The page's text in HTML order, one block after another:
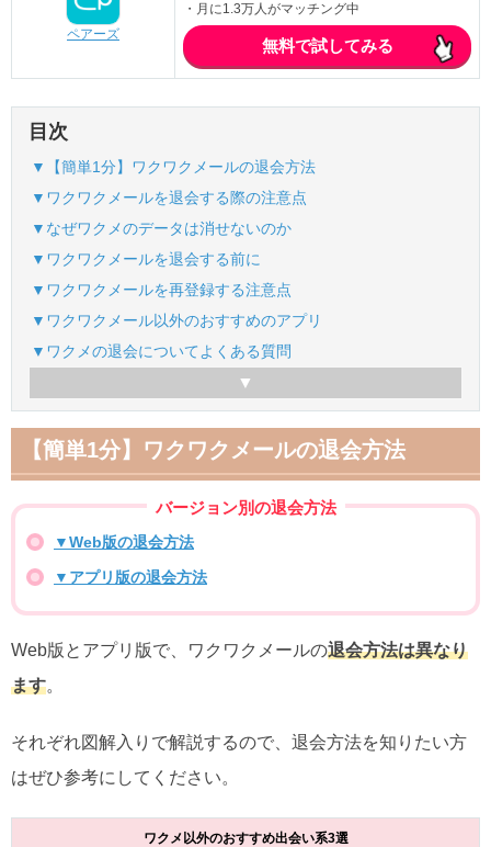
ペアーズ
・月に1.3万人がマッチング中
無料で試してみる
目次
▼【簡単1分】ワクワクメールの退会方法
▼ワクワクメールを退会する際の注意点
▼なぜワクメのデータは消せないのか
▼ワクワクメールを退会する前に
▼ワクワクメールを再登録する注意点
▼ワクワクメール以外のおすすめのアプリ
▼ワクメの退会についてよくある質問
【簡単1分】ワクワクメールの退会方法
バージョン別の退会方法
▼Web版の退会方法
▼アプリ版の退会方法
Web版とアプリ版で、ワクワクメールの退会方法は異なり
ます。
それぞれ図解入りで解説するので、退会方法を知りたい方
はぜひ参考にしてください。
ワクメ以外のおすすめ出会い系3選